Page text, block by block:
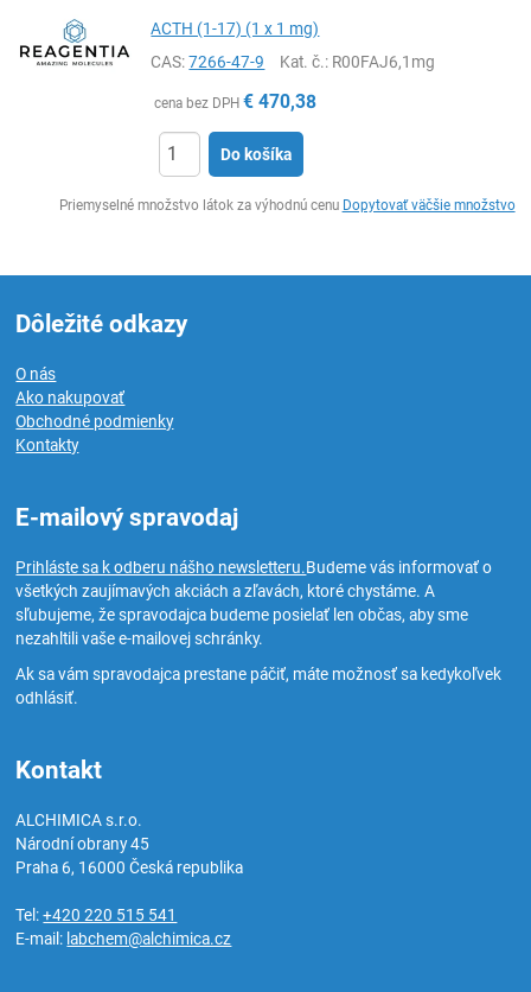
ACTH (1-17) (1 x 1 mg)
CAS:7266-47-9 Kat. č.: R00FAJ6,1mg
cena bez DPH € 470,38
Do košíka
Priemyselné množstvo látok za výhodnú cenu Dopytovať väčšie množstvo
Dôležité odkazy
O nás
Ako nakupovať
Obchodné podmienky
Kontakty
E-mailový spravodaj
Prihláste sa k odberu nášho newsletteru.Budeme vás informovať o
všetkých zaujímavých akciách a zľavách, ktoré chystáme. A
sľubujeme, že spravodajca budeme posielať len občas, aby sme
nezahltili vaše e-mailovej schránky.
Ak sa vám spravodajca prestane páčiť, máte možnosť sa kedykoľvek
odhlásiť.
Kontakt
ALCHIMICA s.r.o.
Národní obrany 45
Praha 6, 16000Česká republika
Tel:+420 220 515 541
E-mail: labchem@alchimica.cz